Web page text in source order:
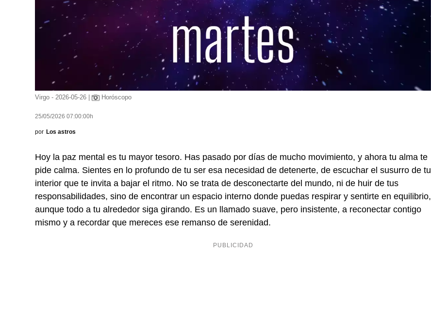
Virgo - 2026-05-26 | Horóscopo
25/05/2026 07:00:00h
por Los astros
Hoy la paz mental es tu mayor tesoro. Has pasado por días de mucho movimiento, y ahora tu alma te
pide calma. Sientes en lo profundo de tu ser esa necesidad de detenerte, de escuchar el susurro de tu
interior que te invita a bajar el ritmo. No se trata de desconectarte del mundo, ni de huir de tus
responsabilidades, sino de encontrar un espacio interno donde puedas respirar y sentirte en equilibrio,
aunque todo a tu alrededor siga girando. Es un llamado suave, pero insistente, a reconectar contigo
mismo y a recordar que mereces ese remanso de serenidad.